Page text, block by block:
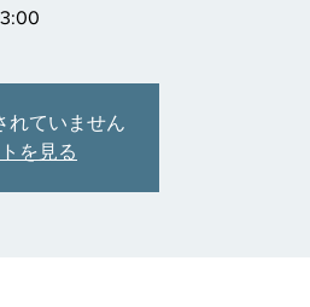
れていません
を見る